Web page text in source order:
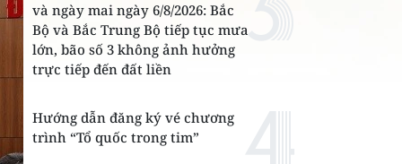
và ngày mai ngày 6/8/2026: Bắc
Bộ và Bắc Trung Bộ tiếp tục mưa
lớn, bão số 3 không ảnh hưởng
trực tiếp đến đất liền
Hướng dẫn đăng ký vé chương
trình “Tổ quốc trong tim”